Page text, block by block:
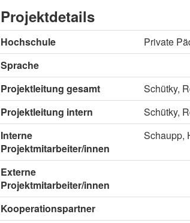
Projektdetails
Hochschule
Private
Sprache
Projektleitung gesamt
Schütky,
Projektleitung intern
Schütky,
Interne
Projektmitarbeiter/innen
Schaupp,
Externe
Projektmitarbeiter/innen
Kooperationspartner